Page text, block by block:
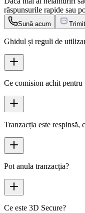
răspunsurile rapide sau
Sună acum
Ghidul și reguli de
Ce comision achit pentru
Tranzacția este respinsă,
Pot anula tranzacția?
Ce este 3D Secure?